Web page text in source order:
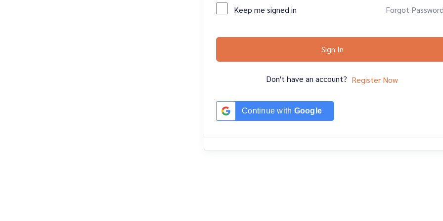
Keep me signed in Forgot
Sign In
Don't have an account? Register Now
Continue with Google